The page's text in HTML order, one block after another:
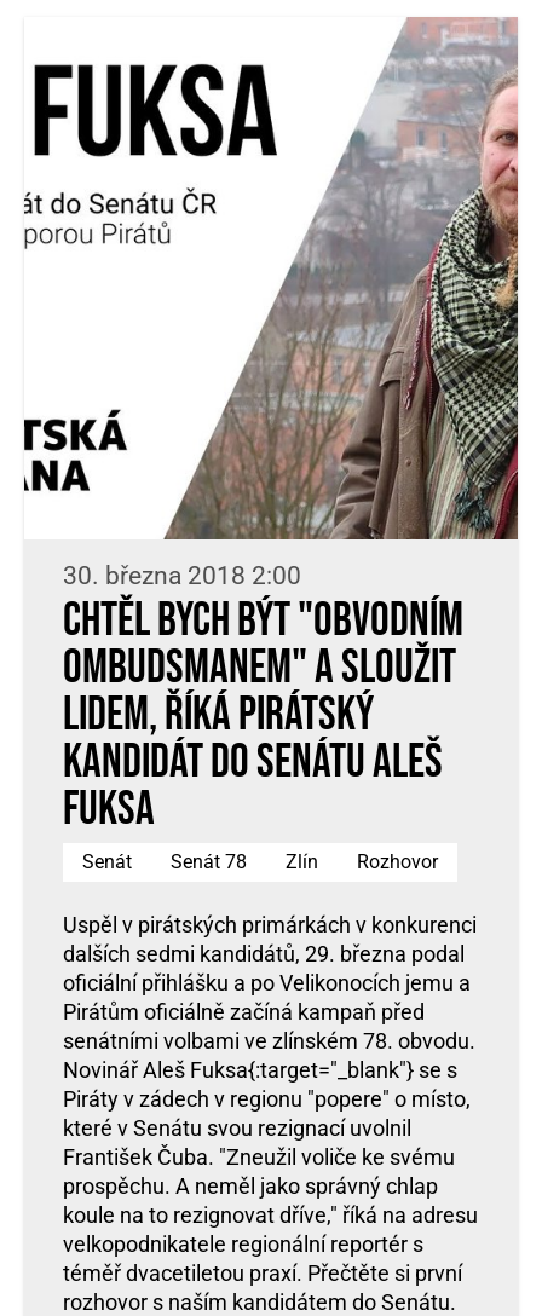
30. března 2018 2:00
Chtěl bych být "obvodním
ombudsmanem" a sloužit
lidem, říká pirátský
kandidát do Senátu Aleš
Fuksa
Senát Senát 78 Zlín Rozhovor
Uspěl v pirátských primárkách v konkurenci
dalších sedmi kandidátů, 29. března podal
oficiální přihlášku a po Velikonocích jemu a
Pirátům oficiálně začíná kampaň před
senátními volbami ve zlínském 78. obvodu.
Novinář Aleš Fuksa{:target="_blank"} se s
Piráty v zádech v regionu "popere" o místo,
které v Senátu svou rezignací uvolnil
František Čuba. "Zneužil voliče ke svému
prospěchu. A neměl jako správný chlap
koule na to rezignovat dříve," říká na adresu
velkopodnikatele regionální reportér s
téměř dvacetiletou praxí. Přečtěte si první
rozhovor s naším kandidátem do Senátu.